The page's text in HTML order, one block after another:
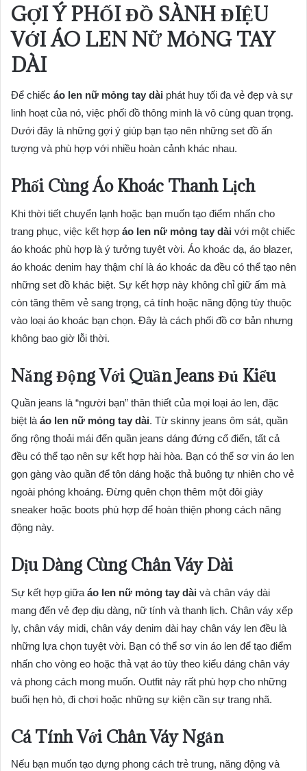
GỢI Ý PHỐI ĐỒ SÀNH ĐIỆU
VỚI ÁO LEN NỮ MỎNG TAY
DÀI
Để chiếc áo len nữ mỏng tay dài phát huy tối đa vẻ đẹp và sự
linh hoạt của nó, việc phối đồ thông minh là vô cùng quan trọng.
Dưới đây là những gợi ý giúp bạn tạo nên những set đồ ấn
tượng và phù hợp với nhiều hoàn cảnh khác nhau.
Phối Cùng Áo Khoác Thanh Lịch
Khi thời tiết chuyển lạnh hoặc bạn muốn tạo điểm nhấn cho
trang phục, việc kết hợp áo len nữ mỏng tay dài với một chiếc
áo khoác phù hợp là ý tưởng tuyệt vời. Áo khoác dạ, áo blazer,
áo khoác denim hay thậm chí là áo khoác da đều có thể tạo nên
những set đồ khác biệt. Sự kết hợp này không chỉ giữ ấm mà
còn tăng thêm vẻ sang trọng, cá tính hoặc năng động tùy thuộc
vào loại áo khoác bạn chọn. Đây là cách phối đồ cơ bản nhưng
không bao giờ lỗi thời.
Năng Động Với Quần Jeans Đủ Kiểu
Quần jeans là “người bạn” thân thiết của mọi loại áo len, đặc
biệt là áo len nữ mỏng tay dài. Từ skinny jeans ôm sát, quần
ống rộng thoải mái đến quần jeans dáng đứng cổ điển, tất cả
đều có thể tạo nên sự kết hợp hài hòa. Bạn có thể sơ vin áo len
gọn gàng vào quần để tôn dáng hoặc thả buông tự nhiên cho vẻ
ngoài phóng khoáng. Đừng quên chọn thêm một đôi giày
sneaker hoặc boots phù hợp để hoàn thiện phong cách năng
động này.
Dịu Dàng Cùng Chân Váy Dài
Sự kết hợp giữa áo len nữ mỏng tay dài và chân váy dài
mang đến vẻ đẹp dịu dàng, nữ tính và thanh lịch. Chân váy xếp
ly, chân váy midi, chân váy denim dài hay chân váy len đều là
những lựa chọn tuyệt vời. Bạn có thể sơ vin áo len để tạo điểm
nhấn cho vòng eo hoặc thả vạt áo tùy theo kiểu dáng chân váy
và phong cách mong muốn. Outfit này rất phù hợp cho những
buổi hẹn hò, đi chơi hoặc những sự kiện cần sự trang nhã.
Cá Tính Với Chân Váy Ngắn
Nếu bạn muốn tạo dựng phong cách trẻ trung, năng động và